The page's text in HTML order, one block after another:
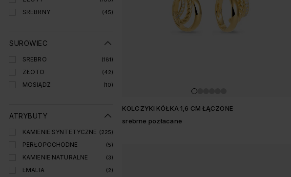
SREBRNY (45)
SUROWIEC
SREBRO (181)
ZŁOTO (42)
MOSIĄDZ (10)
ATRYBUTY
KAMIENIE SYNTETYCZNE (225)
PERŁOPOCHODNE (5)
KAMIENIE NATURALNE (3)
EMALIA (2)
KOLCZYKI KÓŁKA 1,6 CM ŁĄCZONE
srebrne pozłacane